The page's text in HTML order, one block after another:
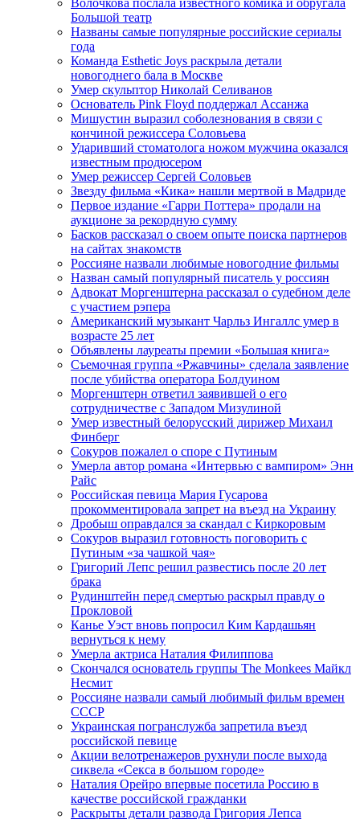
Волочкова послала известного комика и обругала
Большой театр
Названы самые популярные российские сериалы
года
Команда Esthetic Joys раскрыла детали
новогоднего бала в Москве
Умер скульптор Николай Селиванов
Основатель Pink Floyd поддержал Ассанжа
Мишустин выразил соболезнования в связи с
кончиной режиссера Соловьева
Ударивший стоматолога ножом мужчина оказался
известным продюсером
Умер режиссер Сергей Соловьев
Звезду фильма «Кика» нашли мертвой в Мадриде
Первое издание «Гарри Поттера» продали на
аукционе за рекордную сумму
Басков рассказал о своем опыте поиска партнеров
на сайтах знакомств
Россияне назвали любимые новогодние фильмы
Назван самый популярный писатель у россиян
Адвокат Моргенштерна рассказал о судебном деле
с участием рэпера
Американский музыкант Чарльз Ингаллс умер в
возрасте 25 лет
Объявлены лауреаты премии «Большая книга»
Съемочная группа «Ржавчины» сделала заявление
после убийства оператора Болдуином
Моргенштерн ответил заявившей о его
сотрудничестве с Западом Мизулиной
Умер известный белорусский дирижер Михаил
Финберг
Сокуров пожалел о споре с Путиным
Умерла автор романа «Интервью с вампиром» Энн
Райс
Российская певица Мария Гусарова
прокомментировала запрет на въезд на Украину
Дробыш оправдался за скандал с Киркоровым
Сокуров выразил готовность поговорить с
Путиным «за чашкой чая»
Григорий Лепс решил развестись после 20 лет
брака
Рудинштейн перед смертью раскрыл правду о
Прокловой
Канье Уэст вновь попросил Ким Кардашьян
вернуться к нему
Умерла актриса Наталия Филиппова
Скончался основатель группы The Monkees Майкл
Несмит
Россияне назвали самый любимый фильм времен
СССР
Украинская погранслужба запретила въезд
российской певице
Акции велотренажеров рухнули после выхода
сиквела «Секса в большом городе»
Наталия Орейро впервые посетила Россию в
качестве российской гражданки
Раскрыты детали развода Григория Лепса